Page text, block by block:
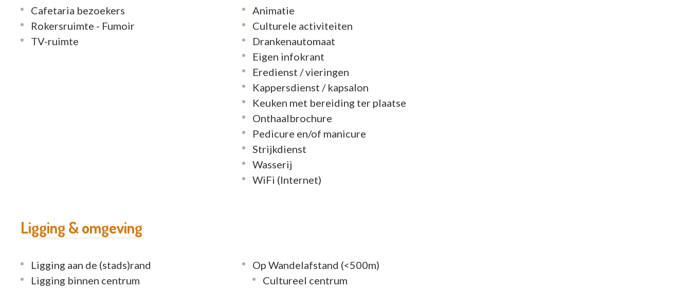
Cafetaria bezoekers
Rokersruimte - Fumoir
TV-ruimte
Animatie
Culturele activiteiten
Drankenautomaat
Eigen infokrant
Eredienst / vieringen
Kappersdienst / kapsalon
Keuken met bereiding ter plaatse
Onthaalbrochure
Pedicure en/of manicure
Strijkdienst
Wasserij
WiFi (Internet)
Ligging & omgeving
Ligging aan de (stads)rand
Ligging binnen centrum
Op Wandelafstand (<500m)
Cultureel centrum